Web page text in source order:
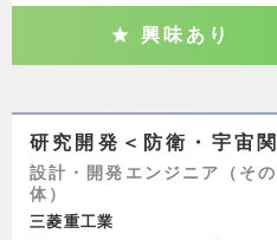
興味あり
研究開発＜防衛・宇宙
設計・開発エンジニア（そ
体）
三菱重工業